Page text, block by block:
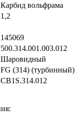
Карбид вольфрама
1,2
145069
500.314.001.003.012
Шаровидный
FG (314) (турбинный)
CB1S.314.012